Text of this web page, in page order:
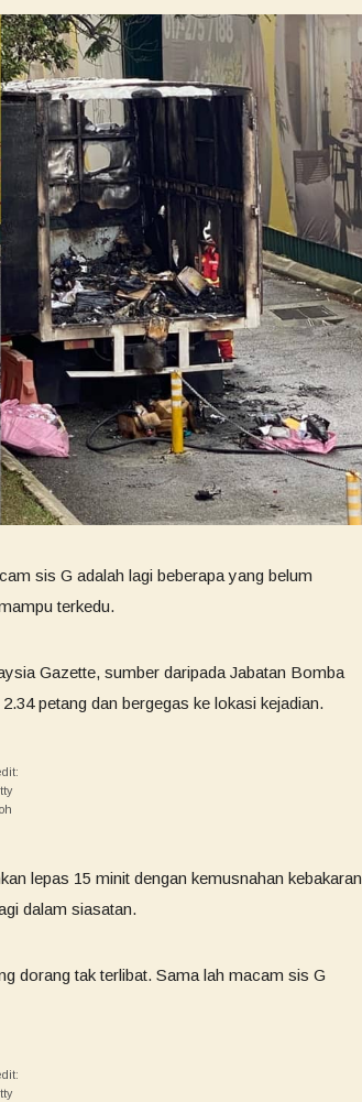
sis G adalah lagi beberapa yang belum
terkedu.
Gazette, sumber daripada Jabatan Bomba
petang dan bergegas ke lokasi kejadian.
lepas 15 minit dengan kemusnahan kebakaran
dalam siasatan.
dorang tak terlibat. Sama lah macam sis G